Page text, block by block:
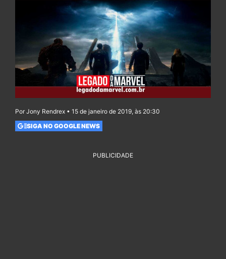
Por Jony Rendrex • 15 de janeiro de 2019, às 20:30
SIGA NO GOOGLE NEWS
PUBLICIDADE